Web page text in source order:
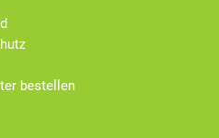
bestellen